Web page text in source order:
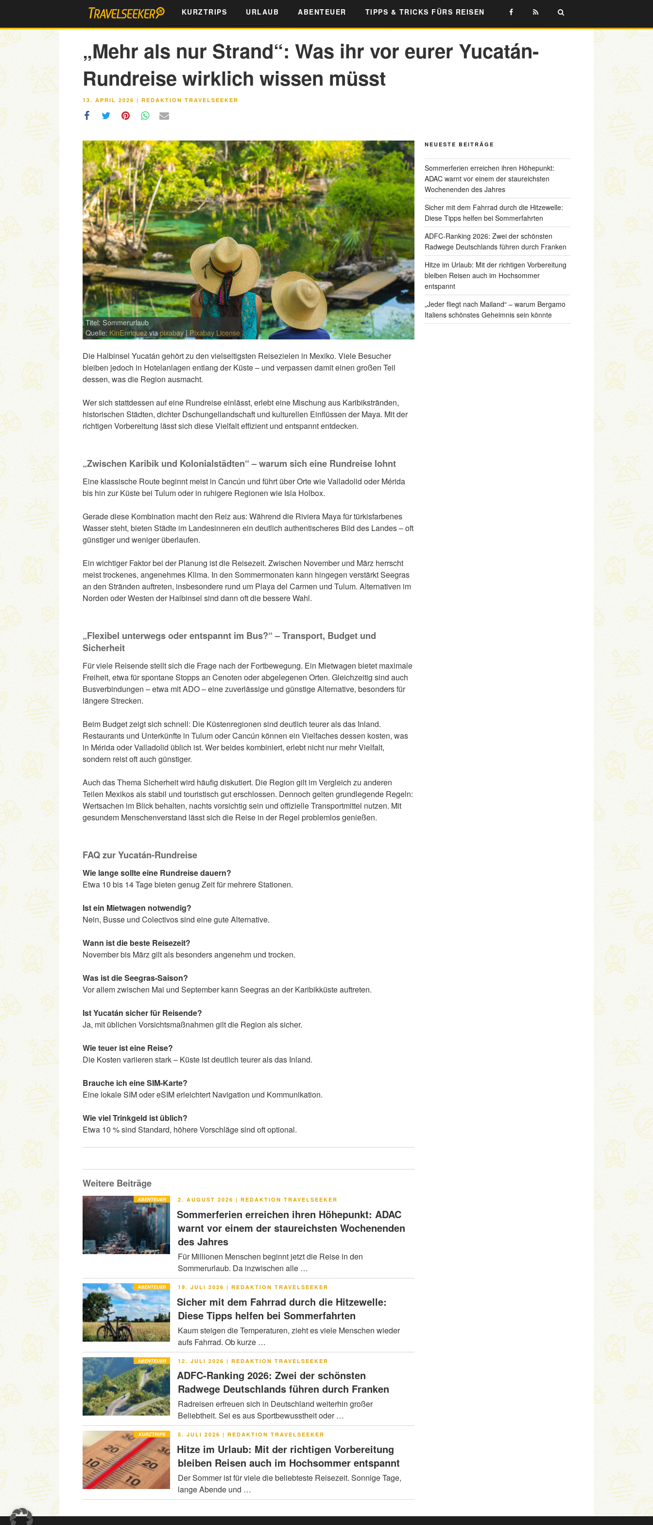
springen
KURZTRIPS URLAUB ABENTEUER TIPPS & TRICKS FÜRS REISEN
„Mehr als nur Strand“: Was ihr vor eurer Yucatán-
Rundreise wirklich wissen müsst
VERÖFFENTLICHT
13. APRIL 2026 | REDAKTION TRAVELSEEKER
Titel: Sommerurlaub
Quelle: KinEnriquezviapixabay|Pixabay License
Die Halbinsel Yucatán gehört zu den vielseitigsten Reisezielen in Mexiko. Viele Besucher
bleiben jedoch in Hotelanlagen entlang der Küste – und verpassen damit einen großen Teil
dessen, was die Region ausmacht.
Wer sich stattdessen auf eine Rundreise einlässt, erlebt eine Mischung aus Karibikstränden,
historischen Städten, dichter Dschungellandschaft und kulturellen Einflüssen der Maya. Mit der
richtigen Vorbereitung lässt sich diese Vielfalt effizient und entspannt entdecken.
„Zwischen Karibik und Kolonialstädten“ – warum sich eine Rundreise lohnt
Eine klassische Route beginnt meist in Cancún und führt über Orte wie Valladolid oder Mérida
bis hin zur Küste bei Tulum oder in ruhigere Regionen wie Isla Holbox.
Gerade diese Kombination macht den Reiz aus: Während die Riviera Maya für türkisfarbenes
Wasser steht, bieten Städte im Landesinneren ein deutlich authentischeres Bild des Landes – oft
günstiger und weniger überlaufen.
Ein wichtiger Faktor bei der Planung ist die Reisezeit. Zwischen November und März herrscht
meist trockenes, angenehmes Klima. In den Sommermonaten kann hingegen verstärkt Seegras
an den Stränden auftreten, insbesondere rund um Playa del Carmen und Tulum. Alternativen im
Norden oder Westen der Halbinsel sind dann oft die bessere Wahl.
„Flexibel unterwegs oder entspannt im Bus?“ – Transport, Budget und
Sicherheit
Für viele Reisende stellt sich die Frage nach der Fortbewegung. Ein Mietwagen bietet maximale
Freiheit, etwa für spontane Stopps an Cenoten oder abgelegenen Orten. Gleichzeitig sind auch
Busverbindungen – etwa mit ADO – eine zuverlässige und günstige Alternative, besonders für
längere Strecken.
Beim Budget zeigt sich schnell: Die Küstenregionen sind deutlich teurer als das Inland.
Restaurants und Unterkünfte in Tulum oder Cancún können ein Vielfaches dessen kosten, was
in Mérida oder Valladolid üblich ist. Wer beides kombiniert, erlebt nicht nur mehr Vielfalt,
sondern reist oft auch günstiger.
Auch das Thema Sicherheit wird häufig diskutiert. Die Region gilt im Vergleich zu anderen
Teilen Mexikos als stabil und touristisch gut erschlossen. Dennoch gelten grundlegende Regeln:
Wertsachen im Blick behalten, nachts vorsichtig sein und offizielle Transportmittel nutzen. Mit
gesundem Menschenverstand lässt sich die Reise in der Regel problemlos genießen.
FAQ zur Yucatán-Rundreise
Wie lange sollte eine Rundreise dauern?
Etwa 10 bis 14 Tage bieten genug Zeit für mehrere Stationen.
Ist ein Mietwagen notwendig?
Nein, Busse und Colectivos sind eine gute Alternative.
Wann ist die beste Reisezeit?
November bis März gilt als besonders angenehm und trocken.
Was ist die Seegras-Saison?
Vor allem zwischen Mai und September kann Seegras an der Karibikküste auftreten.
Ist Yucatán sicher für Reisende?
Ja, mit üblichen Vorsichtsmaßnahmen gilt die Region als sicher.
Wie teuer ist eine Reise?
Die Kosten variieren stark – Küste ist deutlich teurer als das Inland.
Brauche ich eine SIM-Karte?
Eine lokale SIM oder eSIM erleichtert Navigation und Kommunikation.
Wie viel Trinkgeld ist üblich?
Etwa 10 % sind Standard, höhere Vorschläge sind oft optional.
Weitere Beiträge
ABENTEUER
VERÖFFENTLICHT
2. AUGUST 2026 | REDAKTION TRAVELSEEKER
Sommerferien erreichen ihren Höhepunkt: ADAC
warnt vor einem der staureichsten Wochenenden
des Jahres
Für Millionen Menschen beginnt jetzt die Reise in den
Sommerurlaub. Da inzwischen alle …
ABENTEUER
VERÖFFENTLICHT
19. JULI 2026 | REDAKTION TRAVELSEEKER
Sicher mit dem Fahrrad durch die Hitzewelle:
Diese Tipps helfen bei Sommerfahrten
Kaum steigen die Temperaturen, zieht es viele Menschen wieder
aufs Fahrrad. Ob kurze …
ABENTEUER
VERÖFFENTLICHT
12. JULI 2026 | REDAKTION TRAVELSEEKER
ADFC-Ranking 2026: Zwei der schönsten
Radwege Deutschlands führen durch Franken
Radreisen erfreuen sich in Deutschland weiterhin großer
Beliebtheit. Sei es aus Sportbewusstheit oder …
KURZTRIPS
VERÖFFENTLICHT
5. JULI 2026 | REDAKTION TRAVELSEEKER
Hitze im Urlaub: Mit der richtigen Vorbereitung
bleiben Reisen auch im Hochsommer entspannt
Der Sommer ist für viele die beliebteste Reisezeit. Sonnige Tage,
lange Abende und …
NEUESTE BEITRÄGE
Sommerferien erreichen ihren Höhepunkt:
ADAC warnt vor einem der staureichsten
Wochenenden des Jahres
Sicher mit dem Fahrrad durch die Hitzewelle:
Diese Tipps helfen bei Sommerfahrten
ADFC-Ranking 2026: Zwei der schönsten
Radwege Deutschlands führen durch Franken
Hitze im Urlaub: Mit der richtigen Vorbereitung
bleiben Reisen auch im Hochsommer
entspannt
„Jeder fliegt nach Mailand“ – warum Bergamo
Italiens schönstes Geheimnis sein könnte